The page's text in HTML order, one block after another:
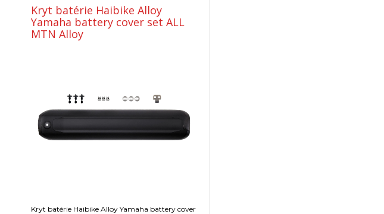
Kryt batérie Haibike Alloy
Yamaha battery cover set ALL
MTN Alloy
Kryt batérie Haibike Alloy Yamaha battery cover